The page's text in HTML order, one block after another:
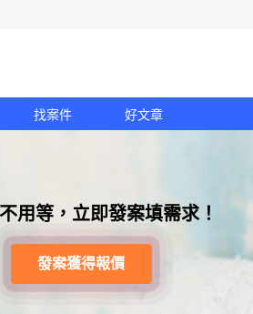
找案件 好文章
用等，立即發案填需求！
發案獲得報價